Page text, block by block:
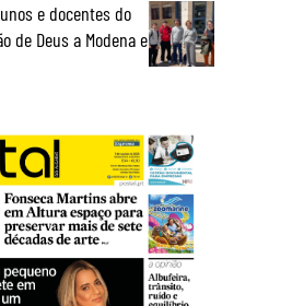
e docentes do
de Deus a Modena e